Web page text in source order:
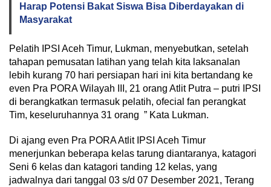
Harap Potensi Bakat Siswa Bisa Diberdayakan di
Masyarakat
Pelatih IPSI Aceh Timur, Lukman, menyebutkan, setelah
tahapan pemusatan latihan yang telah kita laksanalan
lebih kurang 70 hari persiapan hari ini kita bertandang ke
even Pra PORA Wilayah III, 21 orang Atlit Putra – putri IPSI
di berangkatkan termasuk pelatih, ofecial fan perangkat
Tim, keseluruhannya 31 orang ” Kata Lukman.
Di ajang even Pra PORA Atlit IPSI Aceh Timur
menerjunkan beberapa kelas tarung diantaranya, katagori
Seni 6 kelas dan katagori tanding 12 kelas, yang
jadwalnya dari tanggal 03 s/d 07 Desember 2021, Terang